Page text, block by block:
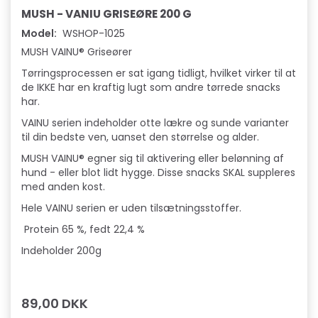
r
2
0
0
g
–
N
a
t
u
l
MUSH - VANIU GRISEØRE 200 G
Model: WSHOP-1025
MUSH VAINU® Griseører
Tørringsprocessen er sat igang tidligt, hvilket virker til at
de IKKE har en kraftig lugt som andre tørrede snacks
har.
VAINU serien indeholder otte lækre og sunde varianter
til din bedste ven, uanset den størrelse og alder.
MUSH VAINU® egner sig til aktivering eller belønning af
hund - eller blot lidt hygge. Disse snacks SKAL suppleres
med anden kost.
Hele VAINU serien er uden tilsætningsstoffer.
Protein 65 %, fedt 22,4 %
Indeholder 200g
89,00 DKK